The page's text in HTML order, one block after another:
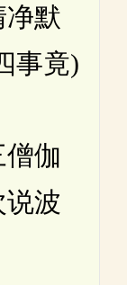
默
事竟)
伽
波